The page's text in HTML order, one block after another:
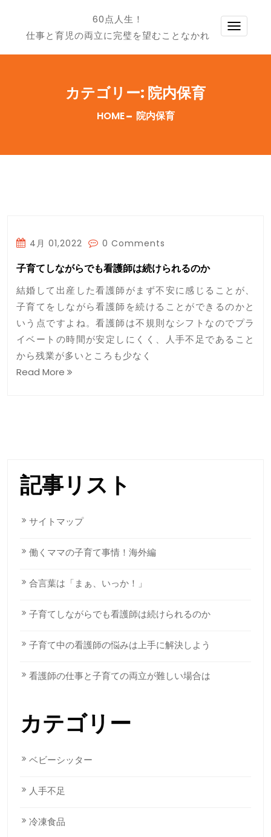
60点人生！
仕事と育児の両立に完璧を望むことなかれ
カテゴリー: 院内保育
HOME 院内保育
4月 01,2022 0 Comments
子育てしながらでも看護師は続けられるのか
結婚して出産した看護師がまず不安に感じることが、
子育てをしながら看護師を続けることができるのかと
いう点ですよね。看護師は不規則なシフトなのでプラ
イベートの時間が安定しにくく、人手不足であること
から残業が多いところも少なく
Read More
記事リスト
サイトマップ
働くママの子育て事情！海外編
合言葉は「まぁ、いっか！」
子育てしながらでも看護師は続けられるのか
子育て中の看護師の悩みは上手に解決しよう
看護師の仕事と子育ての両立が難しい場合は
カテゴリー
ベビーシッター
人手不足
冷凍食品